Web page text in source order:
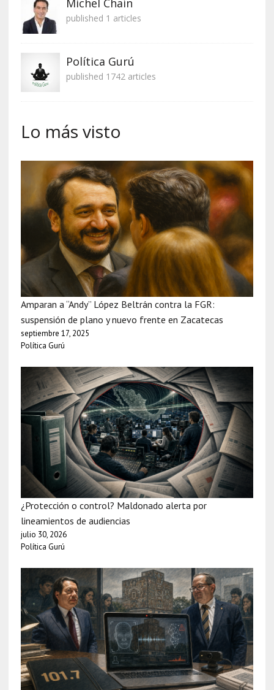
Michel Chaín
published 1 articles
Política Gurú
published 1742 articles
Lo más visto
Amparan a “Andy” López Beltrán contra la FGR:
suspensión de plano y nuevo frente en Zacatecas
septiembre 17, 2025
Política Gurú
¿Protección o control? Maldonado alerta por
lineamientos de audiencias
julio 30, 2026
Política Gurú